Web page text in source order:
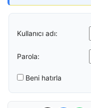
Kullanıcı adı:
Parola:
Beni hatırla